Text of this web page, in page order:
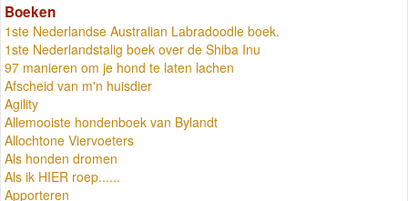
Boeken
1ste Nederlandse Australian Labradoodle boek.
1ste Nederlandstalig boek over de Shiba Inu
97 manieren om je hond te laten lachen
Afscheid van m'n huisdier
Agility
Allemooiste hondenboek van Bylandt
Allochtone Viervoeters
Als honden dromen
Als ik HIER roep......
Apporteren